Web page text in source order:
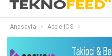
Anasayfa Apple-iOS